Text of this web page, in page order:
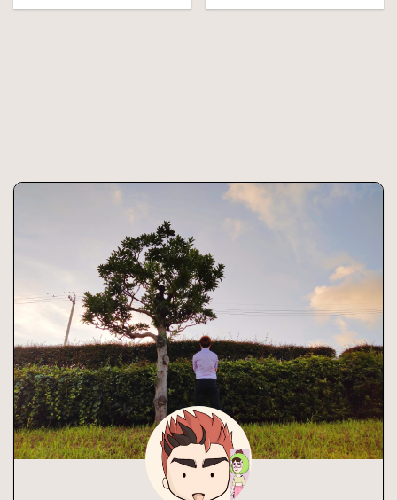
か。 今回はタトゥーを通し
きましょう。 Alone 左眉毛の
上にAloneの文字があります。
タトゥーの意味 ALONEは、日
本語で孤独を意味します。 XX
地 アメリカフロリダ州プラン
テーション 身長 168㎝
YouTube こちら 公式サイト こ